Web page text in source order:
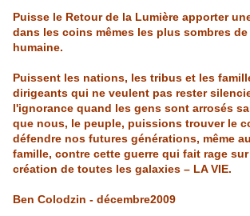
Puisse le Retour de la Lumière apporter
dans les coins mêmes les plus sombres
humaine.
Puissent les nations, les tribus et les
dirigeants qui ne veulent pas rester
l'ignorance quand les gens sont arrosés
que nous, le peuple, puissions trouver le
défendre nos futures générations, même
famille, contre cette guerre qui fait rage
création de toutes les galaxies – LA VIE.
Ben Colodzin - décembre2009